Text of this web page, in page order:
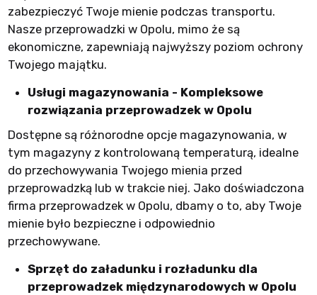
zabezpieczyć Twoje mienie podczas transportu.
Nasze przeprowadzki w Opolu, mimo że są
ekonomiczne, zapewniają najwyższy poziom ochrony
Twojego majątku.
Usługi magazynowania - Kompleksowe
rozwiązania przeprowadzek w Opolu
Dostępne są różnorodne opcje magazynowania, w
tym magazyny z kontrolowaną temperaturą, idealne
do przechowywania Twojego mienia przed
przeprowadzką lub w trakcie niej. Jako doświadczona
firma przeprowadzek w Opolu, dbamy o to, aby Twoje
mienie było bezpieczne i odpowiednio
przechowywane.
Sprzęt do załadunku i rozładunku dla
przeprowadzek międzynarodowych w Opolu